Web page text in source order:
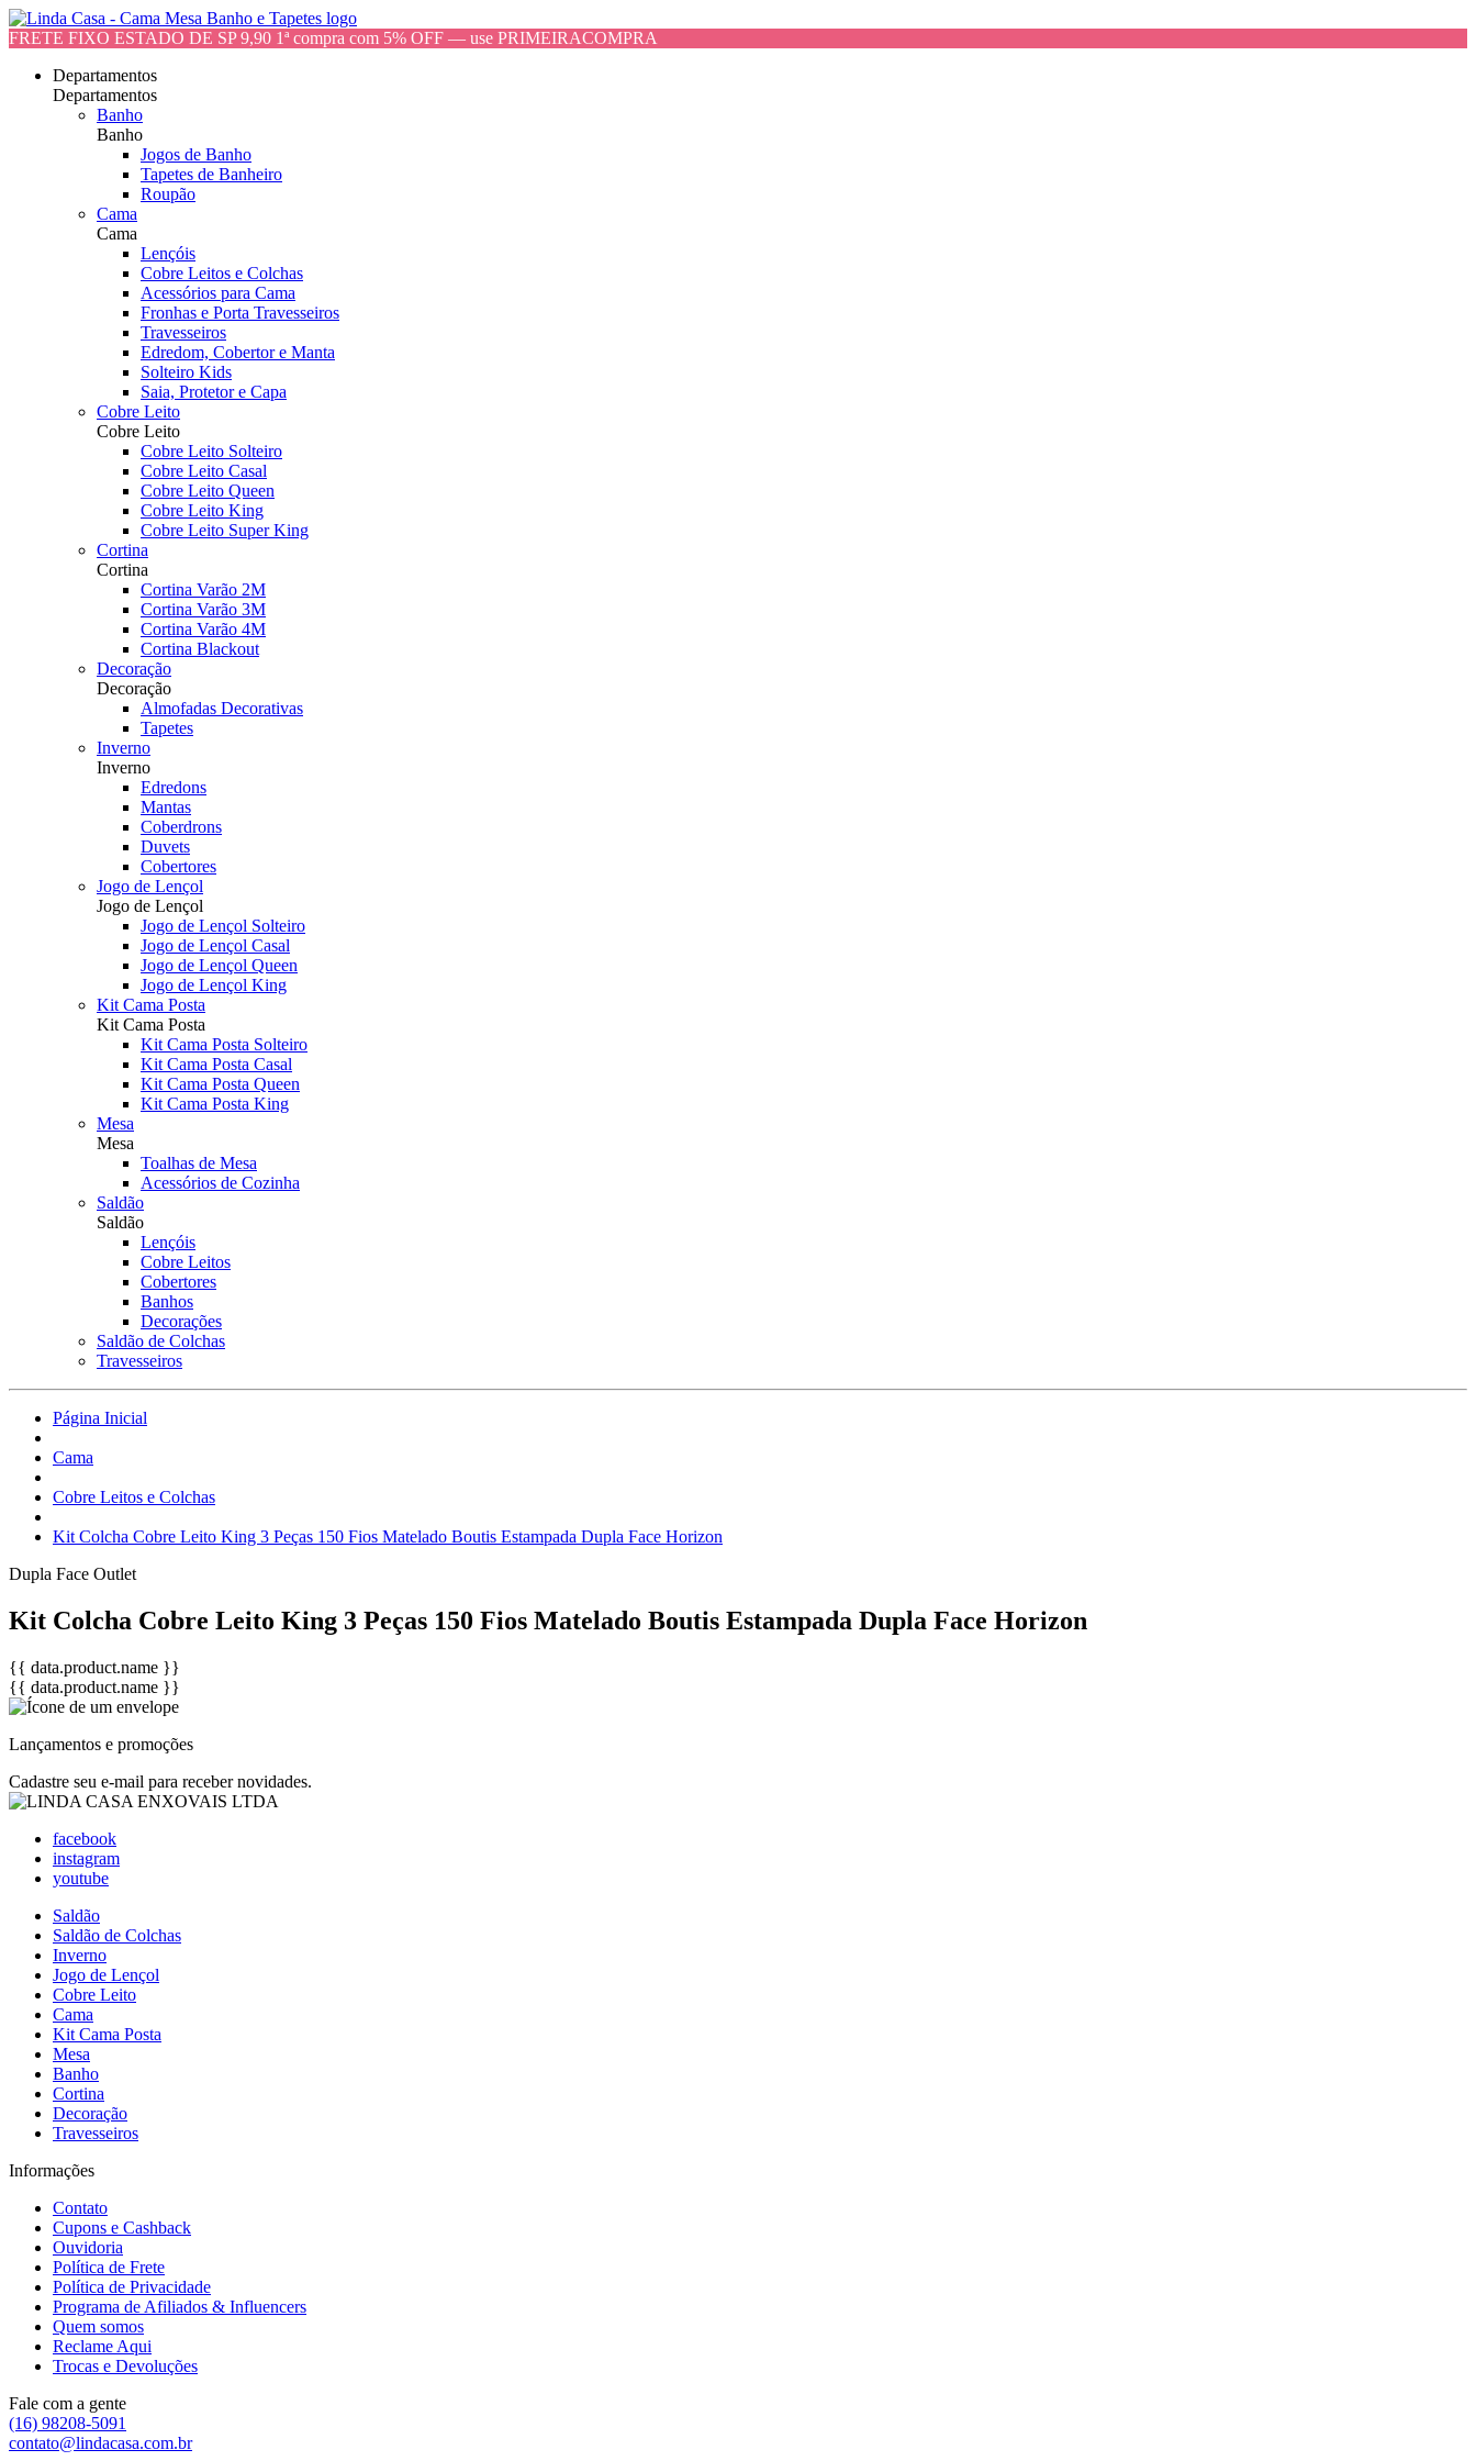
FRETE FIXO ESTADO DE SP 9,90 1ª compra com 5% OFF — use PRIMEIRACOMPRA
Departamentos
Departamentos
Banho
Banho
Jogos de Banho
Tapetes de Banheiro
Roupão
Cama
Cama
Lençóis
Cobre Leitos e Colchas
Acessórios para Cama
Fronhas e Porta Travesseiros
Travesseiros
Edredom, Cobertor e Manta
Solteiro Kids
Saia, Protetor e Capa
Cobre Leito
Cobre Leito
Cobre Leito Solteiro
Cobre Leito Casal
Cobre Leito Queen
Cobre Leito King
Cobre Leito Super King
Cortina
Cortina
Cortina Varão 2M
Cortina Varão 3M
Cortina Varão 4M
Cortina Blackout
Decoração
Decoração
Almofadas Decorativas
Tapetes
Inverno
Inverno
Edredons
Mantas
Coberdrons
Duvets
Cobertores
Jogo de Lençol
Jogo de Lençol
Jogo de Lençol Solteiro
Jogo de Lençol Casal
Jogo de Lençol Queen
Jogo de Lençol King
Kit Cama Posta
Kit Cama Posta
Kit Cama Posta Solteiro
Kit Cama Posta Casal
Kit Cama Posta Queen
Kit Cama Posta King
Mesa
Mesa
Toalhas de Mesa
Acessórios de Cozinha
Saldão
Saldão
Lençóis
Cobre Leitos
Cobertores
Banhos
Decorações
Saldão de Colchas
Travesseiros
Página Inicial
Cama
Cobre Leitos e Colchas
Kit Colcha Cobre Leito King 3 Peças 150 Fios Matelado Boutis Estampada Dupla Face Horizon
Dupla Face Outlet
Kit Colcha Cobre Leito King 3 Peças 150 Fios Matelado Boutis Estampada Dupla Face Horizon
{{ data.product.name }}
{{ data.product.name }}
Lançamentos e promoções
Cadastre seu e-mail para receber novidades.
facebook
instagram
youtube
Saldão
Saldão de Colchas
Inverno
Jogo de Lençol
Cobre Leito
Cama
Kit Cama Posta
Mesa
Banho
Cortina
Decoração
Travesseiros
Informações
Contato
Cupons e Cashback
Ouvidoria
Política de Frete
Política de Privacidade
Programa de Afiliados & Influencers
Quem somos
Reclame Aqui
Trocas e Devoluções
Fale com a gente
(16) 98208-5091
contato@lindacasa.com.br